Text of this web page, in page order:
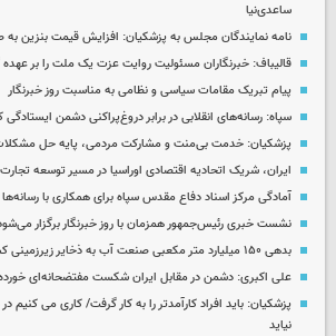
ساعدی‌نیا
نامه نمایندگان مجلس به پزشکیان: افزایش قیمت بنزین
قالیباف: خبرنگاران مسئولیت روایت عزت یک ملت را بر عهده
پیام تبریک مقامات سیاسی و نظامی به مناسبت روز خبرنگار
سپاه: رسانه‌های انقلابی در برابر دروغ‌پراکنی دشمن ایستادگی
پزشکیان: خدمت بی‌منت و مشارکت مردمی، پایه حل
ایران، شریک اتحادیه اقتصادی اوراسیا در مسیر توسعه تجارت
آمادگی مرکز اسناد دفاع مقدس سپاه برای همکاری با
نشست خبری رئیس‌جمهور همزمان با روز خبرنگار برگزار
بدهی ۱۵۰ میلیارد متر مکعبی صنعت آب به ذخایر زیرزمینی کشور
علی اکبری: دشمن در مقابل ایران شکست مفتضحانه‌ای
پزشکیان: باید افراد کارآمدتر را به کار گرفت/ کاری می
نیاید